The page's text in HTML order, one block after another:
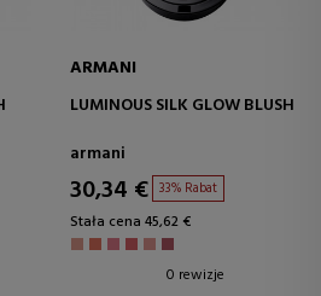
ARMANI
LUMINOUS SILK GLOW BLUSH
armani
30,34 € 33% Rabat
Stała cena 45,62 €
0 rewizje